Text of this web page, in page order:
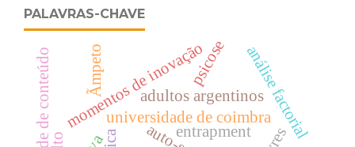
PALAVRAS-CHAVE
universidade de coimbraanálise factorial
momentos de inovaçãoentrapment
validade de conteúdo adultos argentinos
psicose
Ãmpeto